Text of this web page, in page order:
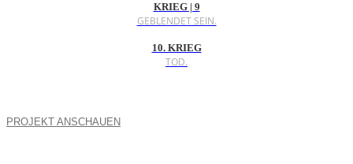
KRIEG | 9
GEBLENDET SEIN.
10. KRIEG
TOD.
PROJEKT ANSCHAUEN